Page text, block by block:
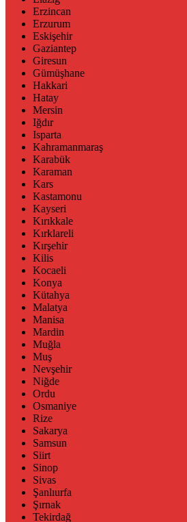
Erzincan
Erzurum
Eskişehir
Gaziantep
Giresun
Gümüşhane
Hakkari
Hatay
Mersin
Iğdır
Isparta
Kahramanmaraş
Karabük
Karaman
Kars
Kastamonu
Kayseri
Kırıkkale
Kırklareli
Kırşehir
Kilis
Kocaeli
Konya
Kütahya
Malatya
Manisa
Mardin
Muğla
Muş
Nevşehir
Niğde
Ordu
Osmaniye
Rize
Sakarya
Samsun
Siirt
Sinop
Sivas
Şanlıurfa
Şırnak
Tekirdağ